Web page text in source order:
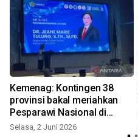
Kemenag: Kontingen 38
provinsi bakal meriahkan
Pesparawi Nasional di
Manokwari
Selasa, 2 Juni 2026